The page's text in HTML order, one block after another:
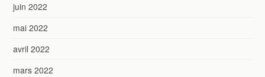
juin 2022
mai 2022
avril 2022
mars 2022